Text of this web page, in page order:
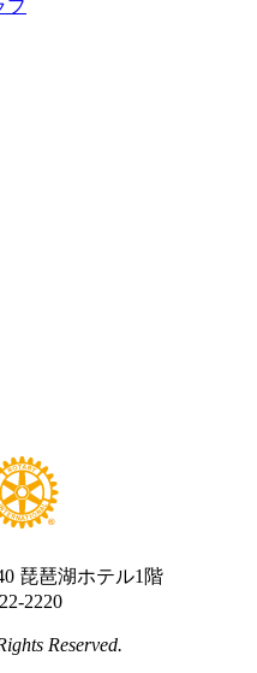
琵琶湖ホテル1階
2220
Reserved.